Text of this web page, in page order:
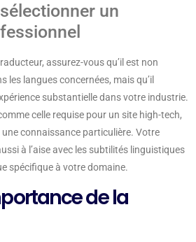
un
assurez-vous qu’il est non
les langues concernées, mais qu’il
substantielle dans votre industrie.
celle requise pour un site high-tech,
connaissance particulière. Votre
à l’aise avec les subtilités linguistiques
spécifique à votre domaine.
de la